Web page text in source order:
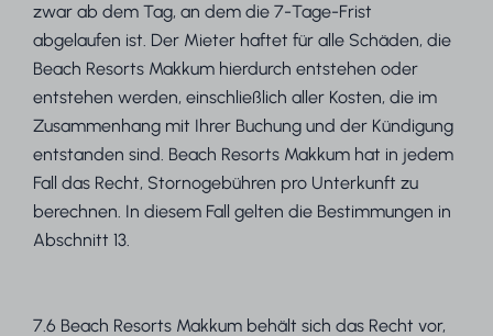
zwar ab dem Tag, an dem die 7-Tage-Frist
abgelaufen ist. Der Mieter haftet für alle Schäden, die
Beach Resorts Makkum hierdurch entstehen oder
entstehen werden, einschließlich aller Kosten, die im
Zusammenhang mit Ihrer Buchung und der Kündigung
entstanden sind. Beach Resorts Makkum hat in jedem
Fall das Recht, Stornogebühren pro Unterkunft zu
berechnen. In diesem Fall gelten die Bestimmungen in
Abschnitt 13.
7.6 Beach Resorts Makkum behält sich das Recht vor,